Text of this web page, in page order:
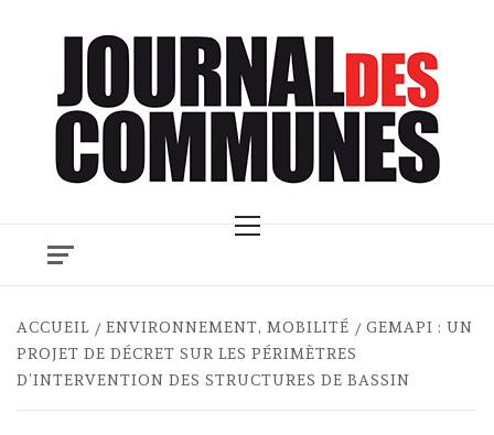
Menu
ACCUEIL ENVIRONNEMENT, MOBILITÉ
GEMAPI : UN
PROJET DE DÉCRET SUR LES PÉRIMÈTRES
D’INTERVENTION DES STRUCTURES DE BASSIN